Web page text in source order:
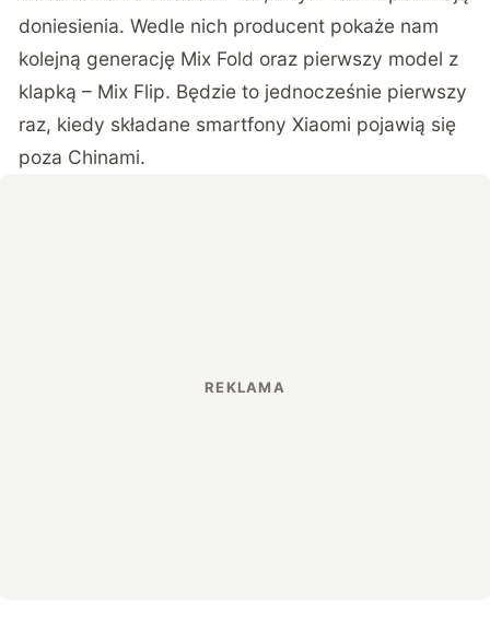
doniesienia. Wedle nich producent pokaże nam
kolejną generację Mix Fold oraz pierwszy model z
klapką – Mix Flip. Będzie to jednocześnie pierwszy
raz, kiedy składane smartfony Xiaomi pojawią się
poza Chinami.